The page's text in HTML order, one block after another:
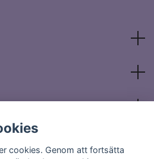
cookies. Genom att fortsätta